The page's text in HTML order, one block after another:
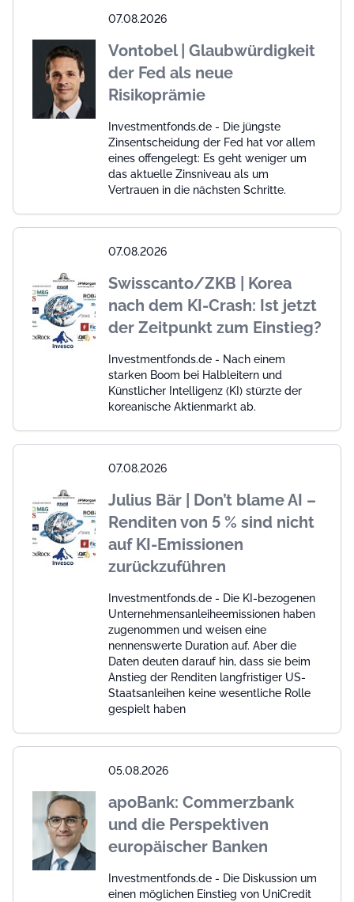
07.08.2026
Vontobel | Glaubwürdigkeit
der Fed als neue
Risikoprämie
Investmentfonds.de - Die jüngste
Zinsentscheidung der Fed hat vor allem
eines offengelegt: Es geht weniger um
das aktuelle Zinsniveau als um
Vertrauen in die nächsten Schritte.
07.08.2026
Swisscanto/ZKB | Korea
nach dem KI-Crash: Ist jetzt
der Zeitpunkt zum Einstieg?
Investmentfonds.de - Nach einem
starken Boom bei Halbleitern und
Künstlicher Intelligenz (KI) stürzte der
koreanische Aktienmarkt ab.
07.08.2026
Julius Bär | Don’t blame AI –
Renditen von 5 % sind nicht
auf KI-Emissionen
zurückzuführen
Investmentfonds.de - Die KI-bezogenen
Unternehmensanleiheemissionen haben
zugenommen und weisen eine
nennenswerte Duration auf. Aber die
Daten deuten darauf hin, dass sie beim
Anstieg der Renditen langfristiger US-
Staatsanleihen keine wesentliche Rolle
gespielt haben
05.08.2026
apoBank: Commerzbank
und die Perspektiven
europäischer Banken
Investmentfonds.de - Die Diskussion um
einen möglichen Einstieg von UniCredit